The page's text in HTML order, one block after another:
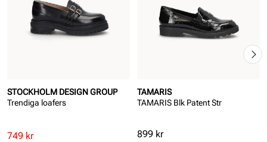
STOCKHOLM DESIGN GROUP
Trendiga loafers
Rabatterat
749 kr
Ordinarie
TAMARIS
TAMARIS Blk Patent Str
Pris
899 kr